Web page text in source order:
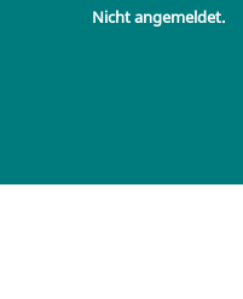
Nicht angemeldet.